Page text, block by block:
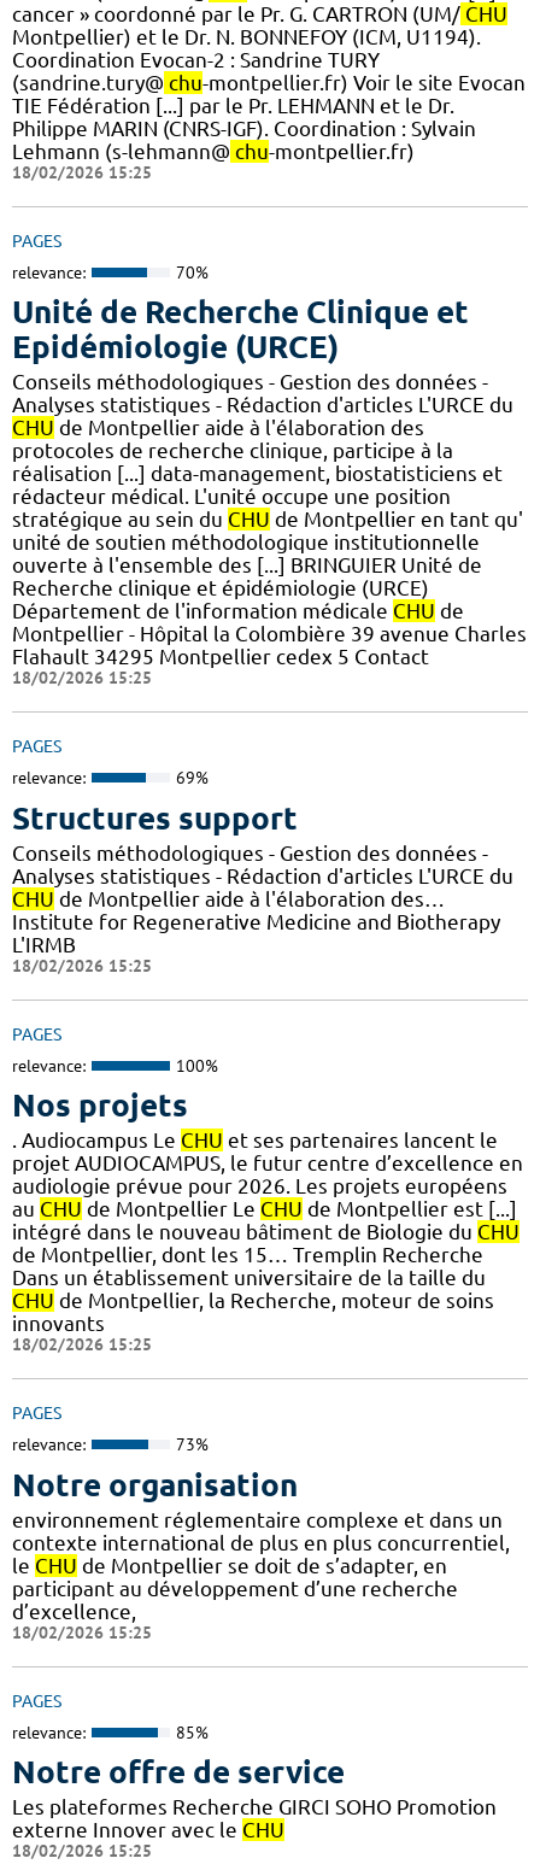
cancer » coordonné par le Pr. G. CARTRON (UM/ CHU
Montpellier) et le Dr. N. BONNEFOY (ICM, U1194).
Coordination Evocan-2 : Sandrine TURY
(sandrine.tury@ chu-montpellier.fr) Voir le site Evocan
TIE Fédération [...] par le Pr. LEHMANN et le Dr.
Philippe MARIN (CNRS-IGF). ​Coordination : Sylvain
Lehmann (s-lehmann@ chu-montpellier.fr)
18/02/2026 15:25
PAGES
relevance: 70%
Unité de Recherche Clinique et
Epidémiologie (URCE)
Conseils méthodologiques - Gestion des données -
Analyses statistiques - Rédaction d'articles L'URCE du
CHU de Montpellier aide à l'élaboration des
protocoles de recherche clinique, participe à la
réalisation [...] data-management, biostatisticiens et
rédacteur médical. L'unité occupe une position
stratégique au sein du CHU de Montpellier en tant qu'
unité de soutien méthodologique institutionnelle
ouverte à l'ensemble des [...] BRINGUIER Unité de
Recherche clinique et épidémiologie (URCE)
Département de l'information médicale CHU de
Montpellier - Hôpital la Colombière 39 avenue Charles
Flahault 34295 Montpellier cedex 5 Contact
18/02/2026 15:25
PAGES
relevance: 69%
Structures support
Conseils méthodologiques - Gestion des données -
Analyses statistiques - Rédaction d'articles L'URCE du
CHU de Montpellier aide à l'élaboration des…
Institute for Regenerative Medicine and Biotherapy
L'IRMB
18/02/2026 15:25
PAGES
relevance: 100%
Nos projets
. Audiocampus Le CHU et ses partenaires lancent le
projet AUDIOCAMPUS, le futur centre d’excellence en
audiologie prévue pour 2026. Les projets européens
au CHU de Montpellier Le CHU de Montpellier est [...]
intégré dans le nouveau bâtiment de Biologie du CHU
de Montpellier, dont les 15… Tremplin Recherche
Dans un établissement universitaire de la taille du
CHU de Montpellier, la Recherche, moteur de soins
innovants
18/02/2026 15:25
PAGES
relevance: 73%
Notre organisation
environnement réglementaire complexe et dans un
contexte international de plus en plus concurrentiel,
le CHU de Montpellier se doit de s’adapter, en
participant au développement d’une recherche
d’excellence,
18/02/2026 15:25
PAGES
relevance: 85%
Notre offre de service
Les plateformes Recherche GIRCI SOHO Promotion
externe Innover avec le CHU
18/02/2026 15:25